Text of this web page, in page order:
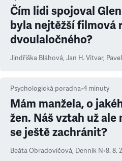
Čím lidi spojoval
byla nejtěžší filmová
dvoulaločného?
Jindřiška Bláhová, Jan H. Vitvar,
Psychologická poradna•4 minuty
Mám manžela, o
žen. Náš vztah už ale
se ještě zachránit?
Beáta Obradovičová, Denník N•8. 8.